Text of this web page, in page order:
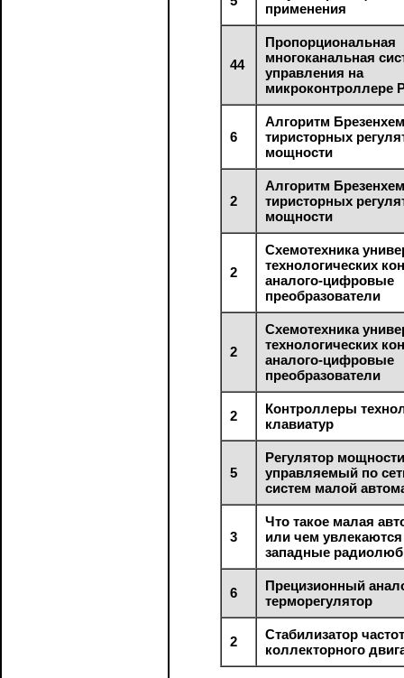
применения
44
Пропорциональная
многоканальная
управления на
микроконтроллере
6
Алгоритм
тиристорных
мощности
2
Алгоритм
тиристорных
мощности
2
Схемотехника
технологических
аналого-цифровые
преобразователи
2
Схемотехника
технологических
аналого-цифровые
преобразователи
2
Контроллеры
клавиатур
5
Регулятор
управляемый по
систем малой
3
Что такое малая
или чем увлекаются
западные
6
Прецизионный
терморегулятор
2
Стабилизатор
коллекторного